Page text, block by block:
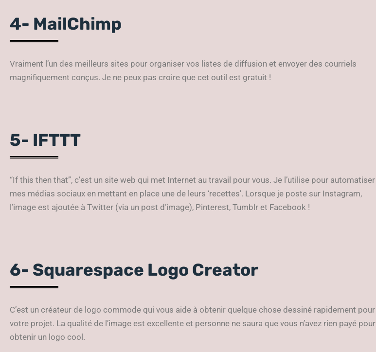
4- MailChimp
Vraiment l’un des meilleurs sites pour organiser vos listes de diffusion et envoyer des courriels
magnifiquement conçus. Je ne peux pas croire que cet outil est gratuit !
5- IFTTT
“If this then that”, c’est un site web qui met Internet au travail pour vous. Je l’utilise pour automatiser
mes médias sociaux en mettant en place une de leurs ‘recettes’. Lorsque je poste sur Instagram,
l’image est ajoutée à Twitter (via un post d’image), Pinterest, Tumblr et Facebook !
6- Squarespace Logo Creator
C’est un créateur de logo commode qui vous aide à obtenir quelque chose dessiné rapidement pour
votre projet. La qualité de l’image est excellente et personne ne saura que vous n’avez rien payé pour
obtenir un logo cool.